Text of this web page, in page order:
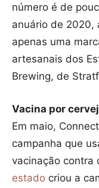
número é de
anuário de 2020,
apenas uma
artesanais dos
Brewing, de
Vacina por
Em maio,
campanha que
vacinação contra
estado criou a